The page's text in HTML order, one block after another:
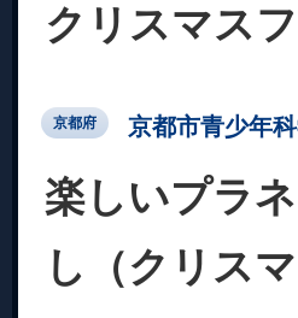
クリスマス
京都府 京都市青少年
楽しいプラ
し（クリスマ